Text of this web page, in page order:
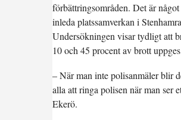
förbättringsområden. Det är
inleda platssamverkan i
Undersökningen visar tydligt att
10 och 45 procent av brott
– När man inte polisanmäler blir
alla att ringa polisen när man ser
Ekerö.